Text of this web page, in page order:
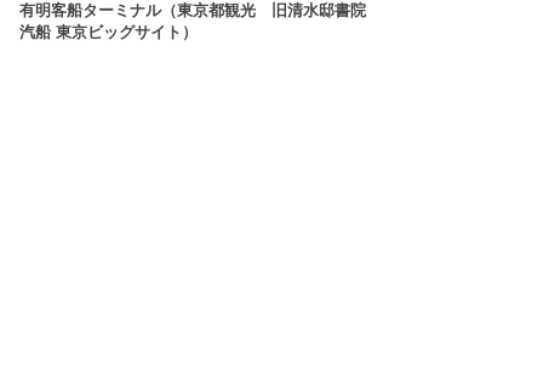
有明客船ターミナル（東京都観光
汽船 東京ビッグサイト）
旧清水邸書院